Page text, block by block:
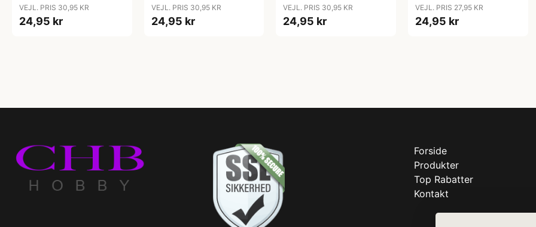
VEJL. PRIS 30,95 KR
24,95 kr
VEJL. PRIS 30,95 KR
24,95 kr
VEJL. PRIS 30,95 KR
24,95 kr
VEJL. PRIS 27,95 KR
24,95 kr
Forside
Produkter
Top Rabatter
Kontakt